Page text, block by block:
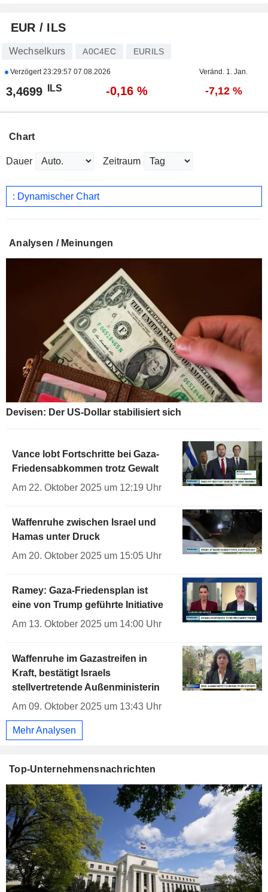
EUR / ILS
Wechselkurs A0C4EC EURILS
Verzögert23:29:57 07.08.2026 Veränd. 1. Jan.
3,4699 ILS -0,16 % -7,12 %
Chart
Dauer Zeitraum
: Dynamischer Chart
Analysen / Meinungen
Devisen: Der US-Dollar stabilisiert sich
Vance lobt Fortschritte bei Gaza-
Friedensabkommen trotz Gewalt
Am 22. Oktober 2025 um 12:19 Uhr
Waffenruhe zwischen Israel und
Hamas unter Druck
Am 20. Oktober 2025 um 15:05 Uhr
Ramey: Gaza-Friedensplan ist
eine von Trump geführte Initiative
Am 13. Oktober 2025 um 14:00 Uhr
Waffenruhe im Gazastreifen in
Kraft, bestätigt Israels
stellvertretende Außenministerin
Am 09. Oktober 2025 um 13:43 Uhr
Mehr Analysen
Top-Unternehmensnachrichten